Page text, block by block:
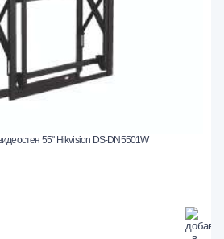
55" Hikvision DS-DN5501W